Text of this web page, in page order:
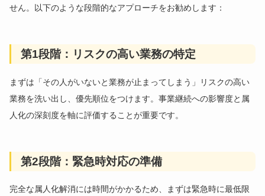
せん。以下のような段階的なアプローチをお勧めします：
第1段階：リスクの高い業務の特定
まずは「その人がいないと業務が止まってしまう」リスクの高い
業務を洗い出し、優先順位をつけます。事業継続への影響度と属
人化の深刻度を軸に評価することが重要です。
第2段階：緊急時対応の準備
完全な属人化解消には時間がかかるため、まずは緊急時に最低限